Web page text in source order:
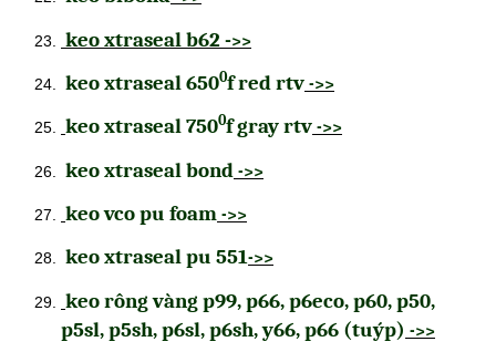
keo xtraseal b62 ->>
keo xtraseal 6500f red rtv ->>
keo xtraseal 7500f gray rtv ->>
keo xtraseal bond ->>
keovco pu foam ->>
keo xtraseal pu 551->>
keo rông vàng p99, p66, p6eco, p60, p50,
p5sl, p5sh, p6sl, p6sh, y66, p66 (tuýp) ->>